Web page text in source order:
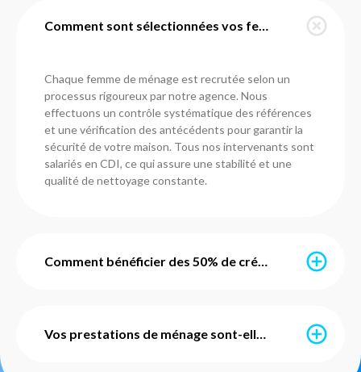
Comment sont sélectionnées vos femmes de ménage à Unieux ?
Chaque femme de ménage est recrutée selon un
processus rigoureux par notre agence. Nous
effectuons un contrôle systématique des références
et une vérification des antécédents pour garantir la
sécurité de votre maison. Tous nos intervenants sont
salariés en CDI, ce qui assure une stabilité et une
qualité de nettoyage constante.
Comment bénéficier des 50% de crédit d'impôt immédiat ?
payez que 50% du montant de vos prestations. Ce
service est mis en place par l'URSSAF et notre agence
Vos prestations de ménage sont-elles avec ou sans engagement ?